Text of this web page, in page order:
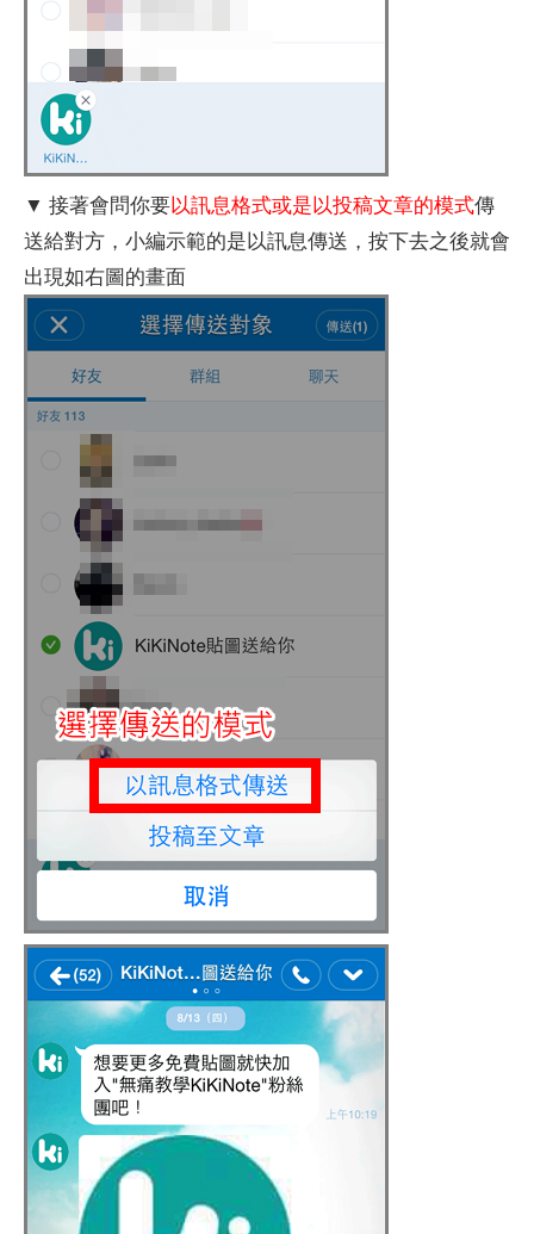
▼ 接著會問你要以訊息格式或是以投稿文章的模式傳
送給對方，小編示範的是以訊息傳送，按下去之後就會
出現如右圖的畫面